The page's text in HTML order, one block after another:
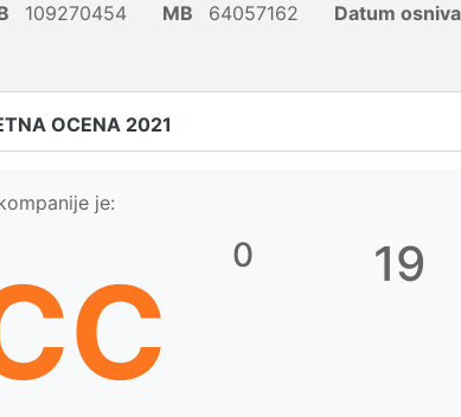
109270454 MB 64057162 Datum
OCENA 2021
je:
0 19